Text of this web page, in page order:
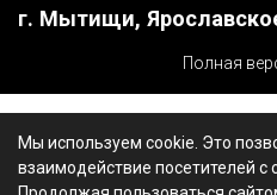
Мы используем cookie. Это
взаимодействие посетителей с
г. Мытищи,
Полная